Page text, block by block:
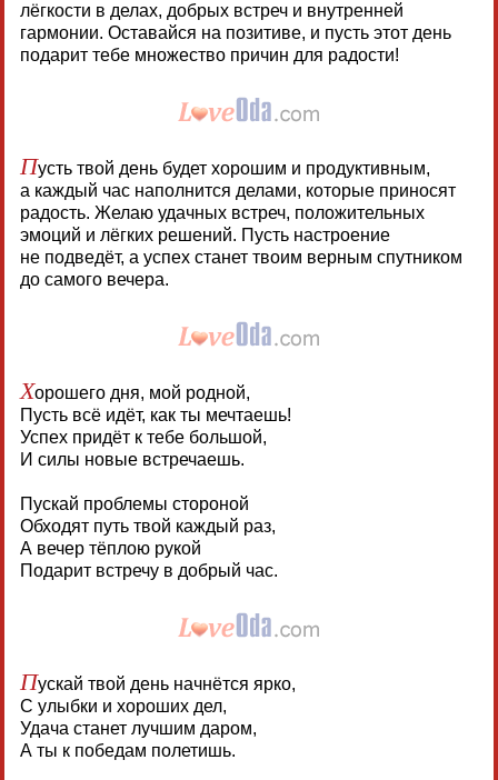
лёгкости в делах, добрых встреч и внутренней
гармонии. Оставайся на позитиве, и пусть этот день
подарит тебе множество причин для радости!
Пусть твой день будет хорошим и продуктивным,
а каждый час наполнится делами, которые приносят
радость. Желаю удачных встреч, положительных
эмоций и лёгких решений. Пусть настроение
не подведёт, а успех станет твоим верным спутником
до самого вечера.
Хорошего дня, мой родной,
Пусть всё идёт, как ты мечтаешь!
Успех придёт к тебе большой,
И силы новые встречаешь.
Пускай проблемы стороной
Обходят путь твой каждый раз,
А вечер тёплою рукой
Подарит встречу в добрый час.
Пускай твой день начнётся ярко,
С улыбки и хороших дел,
Удача станет лучшим даром,
А ты к победам полетишь.